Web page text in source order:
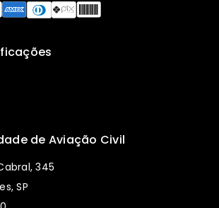
de Aviação Civil
345
SP